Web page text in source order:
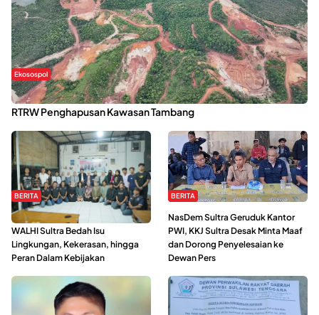
Ekosospol
Kabaena Menanti Kepastian Pemulihan Lingkungan Usai Revisi
RTRW Penghapusan Kawasan Tambang
BERITA
Refleksi Gerakan Perempuan,
WALHI Sultra Bedah Isu
Lingkungan, Kekerasan, hingga
Peran Dalam Kebijakan
BERITA
NasDem Sultra Geruduk Kantor
PWI, KKJ Sultra Desak Minta Maaf
dan Dorong Penyelesaian ke
Dewan Pers